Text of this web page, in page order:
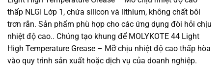
thấp NLGI Lớp 1, chứa silicon và lithium, không chất bôi
trơn rắn. Sản phẩm phù hợp cho các ứng dụng đòi hỏi chịu
nhiệt độ cao.. Chúng tạo khung để MOLYKOTE 44 Light
High Temperature Grease – Mỡ chịu nhiệt độ cao thấp hòa
vào quy trình sản xuất hoặc dịch vụ của doanh nghiệp.